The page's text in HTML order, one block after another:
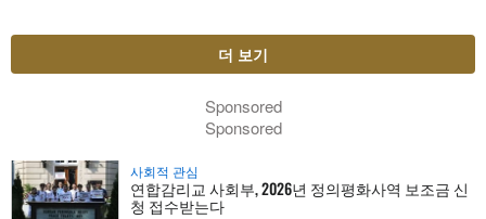
더 보기
Sponsored
Sponsored
사회적 관심
연합감리교 사회부, 2026년 정의평화사역 보조금 신
청 접수받는다